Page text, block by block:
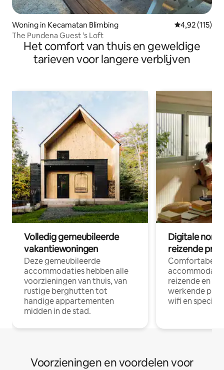
Woning in Kecamatan Blimbing Gemiddelde
4,92 (115)
The Pundena Guest 's Loft
Het comfort van thuis en geweldige
tarieven voor langere verblijven
Volledig gemeubileerde
vakantiewoningen
Deze gemeubileerde
accommodaties hebben alle
voorzieningen van thuis, van
rustige berghutten tot
handige appartementen
midden in de stad.
Digitale
reizende
Comfortabele
reizende en
werkende
wifi en
Voorzieningen en voordelen voor